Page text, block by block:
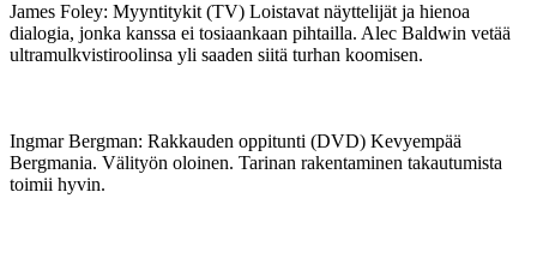
James Foley: Myyntitykit (TV) Loistavat näyttelijät ja hienoa
dialogia, jonka kanssa ei tosiaankaan pihtailla. Alec Baldwin vetää
ultramulkvistiroolinsa yli saaden siitä turhan koomisen.
Ingmar Bergman: Rakkauden oppitunti (DVD) Kevyempää
Bergmania. Välityön oloinen. Tarinan rakentaminen takautumista
toimii hyvin.